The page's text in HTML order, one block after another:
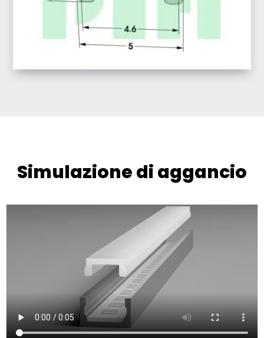
Simulazione di aggancio